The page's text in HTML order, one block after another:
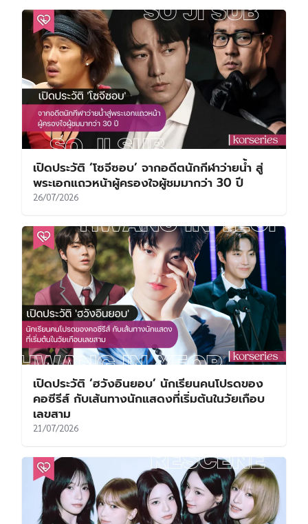
เปิดประวัติ ‘โซจีซอบ’ จากอดีตนักกีฬาว่ายน้ำ สู่
พระเอกแถวหน้าผู้ครองใจผู้ชมมากว่า 30 ปี
26/07/2026
เปิดประวัติ ‘ฮวังอินยอบ’ นักเรียนคนโปรดของ
คอซีรีส์ กับเส้นทางนักแสดงที่เริ่มต้นในวัยเกือบ
เลขสาม
21/07/2026